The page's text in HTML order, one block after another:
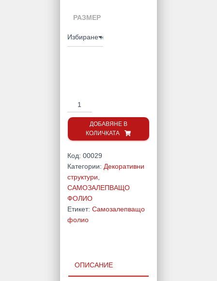
РАЗМЕР
количество
за
Rio
ДОБАВЯНЕ В
КОЛИЧКАТА
Код: 00029
Категории: Декоративни
структури
САМОЗАЛЕПВАЩО
ФОЛИО
Етикет: Самозалепващо
фолио
ОПИСАНИЕ